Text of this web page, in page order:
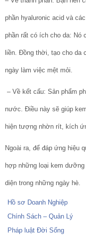
phần hyaluronic acid và
phần rất có ích cho da: Nó
liền. Đồng thời, tạo cho da
ngày làm việc mệt mỏi.
– Về kết cấu: Sản phẩm
nước. Điều này sẽ giúp
hiện tượng nhờn rít, kích
Ngoài ra, để đáp ứng hiệu
hợp những loại kem
diện trong những ngày hè.
Hồ sơ Doanh Nghiệp
Chính Sách – Quản Lý
Pháp luật Đời Sống